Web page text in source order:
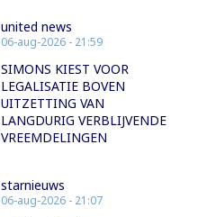
united news
06-aug-2026 - 21:59
SIMONS KIEST VOOR
LEGALISATIE BOVEN
UITZETTING VAN
LANGDURIG VERBLIJVENDE
VREEMDELINGEN
starnieuws
06-aug-2026 - 21:07